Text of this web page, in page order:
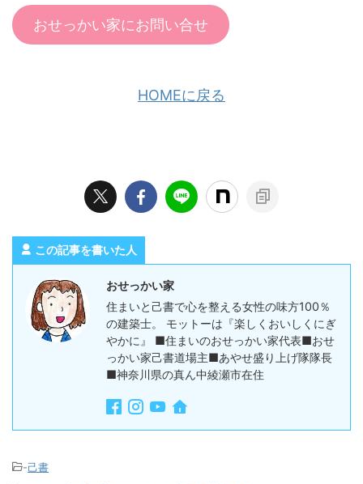
おせっかい家にお問い合せ
HOMEに戻る
この記事を書いた人
おせっかい家
住まいと己書で心を整える女性の味方100％
の建築士。 モットーは『楽しくおいしくにぎ
やかに』 ■住まいのおせっかい家代表■おせ
っかい家己書道場主■あやせ盛り上げ隊隊長
■神奈川県の真ん中綾瀬市在住
-己書